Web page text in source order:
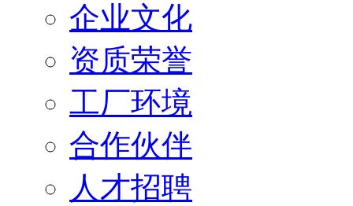
企业文化
资质荣誉
工厂环境
合作伙伴
人才招聘